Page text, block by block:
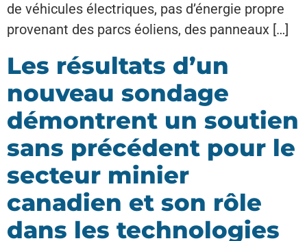
de véhicules électriques, pas d’énergie propre
provenant des parcs éoliens, des panneaux […]
Les résultats d’un
nouveau sondage
démontrent un soutien
sans précédent pour le
secteur minier
canadien et son rôle
dans les technologies